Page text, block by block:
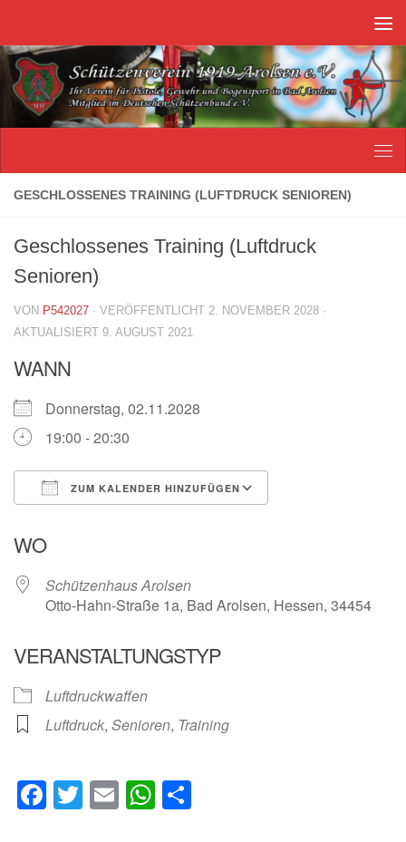
GESCHLOSSENES TRAINING (LUFTDRUCK SENIOREN)
Geschlossenes Training (Luftdruck
Senioren)
VON P542027 · VERÖFFENTLICHT 2. NOVEMBER 2028 ·
AKTUALISIERT 9. AUGUST 2021
WANN
Donnerstag, 02.11.2028
19:00 - 20:30
ZUM KALENDER HINZUFÜGEN
WO
Schützenhaus Arolsen
Otto-Hahn-Straße 1a, Bad Arolsen, Hessen, 34454
VERANSTALTUNGSTYP
Luftdruckwaffen
Luftdruck, Senioren, Training
Facebook
Twitter
EmailWhatsApp